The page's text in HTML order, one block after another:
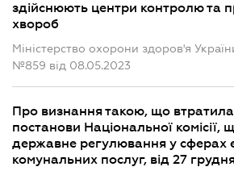
здійснюють центри контролю та
хвороб
Міністерство охорони здоров'я
№859 від 08.05.2023
Про визнання такою, що втратила
постанови Національної комісії,
державне регулювання у сферах
комунальних послуг, від 27